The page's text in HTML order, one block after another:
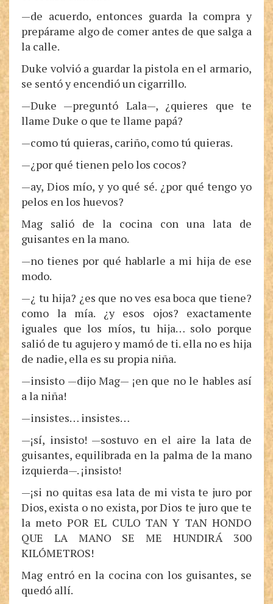
—de acuerdo, entonces guarda la compra y
prepárame algo de comer antes de que salga a
la calle.
Duke volvió a guardar la pistola en el armario,
se sentó y encendió un cigarrillo.
—Duke —preguntó Lala—, ¿quieres que te
llame Duke o que te llame papá?
—como tú quieras, cariño, como tú quieras.
—¿por qué tienen pelo los cocos?
—ay, Dios mío, y yo qué sé. ¿por qué tengo yo
pelos en los huevos?
Mag salió de la cocina con una lata de
guisantes en la mano.
—no tienes por qué hablarle a mi hija de ese
modo.
—¿ tu hija? ¿es que no ves esa boca que tiene?
como la mía. ¿y esos ojos? exactamente
iguales que los míos, tu hija… solo porque
salió de tu agujero y mamó de ti. ella no es hija
de nadie, ella es su propia niña.
—insisto —dijo Mag— ¡en que no le hables así
a la niña!
—insistes… insistes…
—¡sí, insisto! —sostuvo en el aire la lata de
guisantes, equilibrada en la palma de la mano
izquierda—. ¡insisto!
—¡si no quitas esa lata de mi vista te juro por
Dios, exista o no exista, por Dios te juro que te
la meto POR EL CULO TAN Y TAN HONDO
QUE LA MANO SE ME HUNDIRÁ 300
KILÓMETROS!
Mag entró en la cocina con los guisantes, se
quedó allí.